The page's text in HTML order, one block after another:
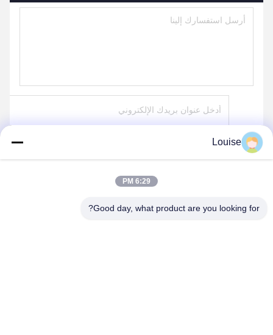
Louise
6:29 PM
Good day, what product are you looking for?